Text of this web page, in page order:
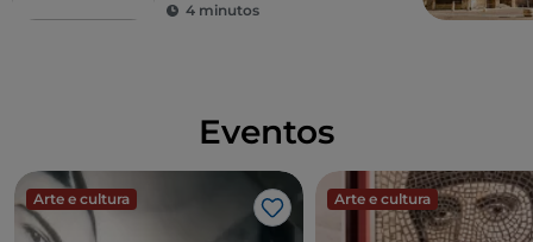
4 minutos
Eventos
Arte e cultura
Gosto
Arte e cultura